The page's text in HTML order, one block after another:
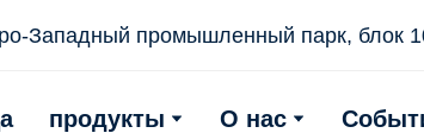
Западный промышленный парк, блок
продукты О нас